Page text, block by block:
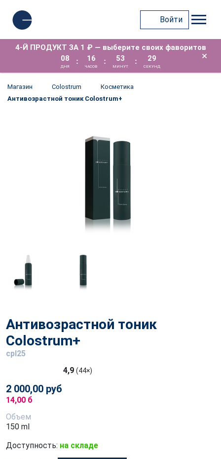
Войти
4-Й ПРОДУКТ ЗА 1 ₽ — выберите своих фаворитов
08
ДНЯ
: 16
ЧАСОВ
: 53
МИНУТ
: 29
СЕКУНД
×
Магазин Colostrum
Косметика
Антивозрастной тоник Colostrum+
Антивозрастной тоник
Colostrum+
cpl25
4,9 (44×)
2 000,00 руб
14,00 б
Объем
150 ml
Доступность: на складе